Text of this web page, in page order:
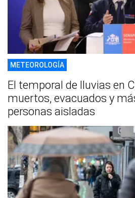
METEOROLOGÍA
El temporal de lluvias en
muertos, evacuados y
personas aisladas